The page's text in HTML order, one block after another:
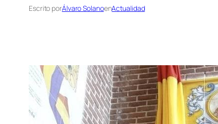
Escrito porÁlvaro SolanoenActualidad